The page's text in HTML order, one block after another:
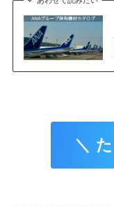
＼